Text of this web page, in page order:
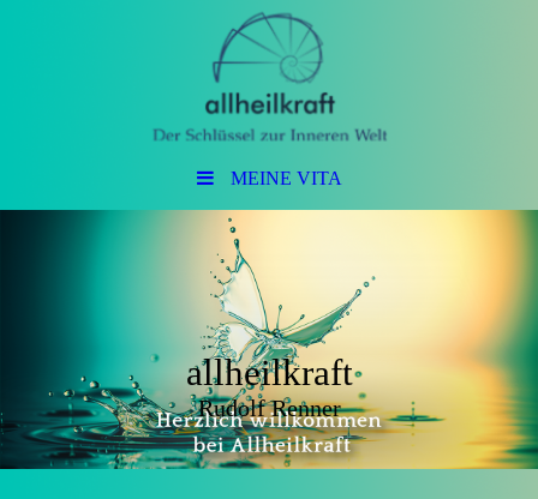
MEINE VITA
allheilkraft
Rudolf Renner